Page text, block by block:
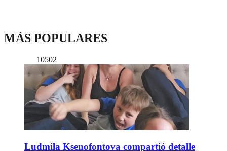
MÁS POPULARES
10502
Ludmila Ksenofontova compartió detalle